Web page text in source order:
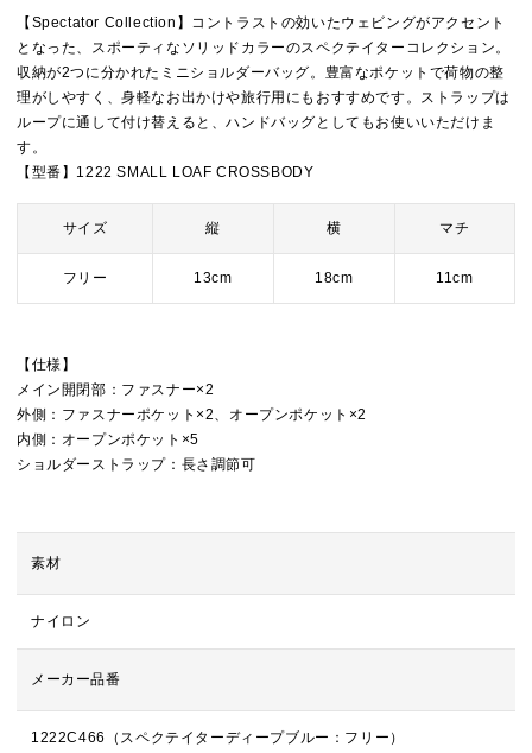
【Spectator Collection】コントラストの効いたウェビングがアクセント
となった、スポーティなソリッドカラーのスペクテイターコレクション。
収納が2つに分かれたミニショルダーバッグ。豊富なポケットで荷物の整
理がしやすく、身軽なお出かけや旅行用にもおすすめです。ストラップは
ループに通して付け替えると、ハンドバッグとしてもお使いいただけま
す。
【型番】1222 SMALL LOAF CROSSBODY
サイズ 縦 横 マチ
フリー 13cm 18cm 11cm
【仕様】
メイン開閉部：ファスナー×2
外側：ファスナーポケット×2、オープンポケット×2
内側：オープンポケット×5
ショルダーストラップ：長さ調節可
素材
ナイロン
メーカー品番
1222C466（スペクテイターディープブルー：フリー）